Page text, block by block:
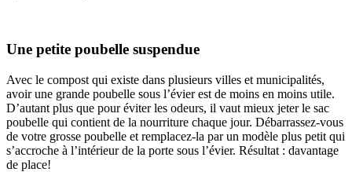
Une petite poubelle suspendue
Avec le compost qui existe dans plusieurs villes et municipalités,
avoir une grande poubelle sous l’évier est de moins en moins utile.
D’autant plus que pour éviter les odeurs, il vaut mieux jeter le sac
poubelle qui contient de la nourriture chaque jour. Débarrassez-vous
de votre grosse poubelle et remplacez-la par un modèle plus petit qui
s’accroche à l’intérieur de la porte sous l’évier. Résultat : davantage
de place!